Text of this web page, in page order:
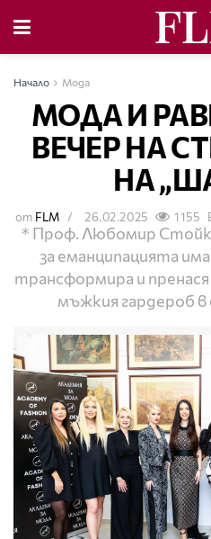
Начало Мода
МОДА И
ВЕЧЕР НА
НА
от FLM 26.02.2025 1155
* Проф. Любомир
за еманципацията
трансформира и
мъжкия гардероб в